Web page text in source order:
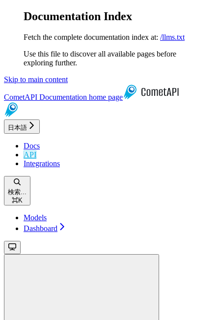
Documentation Index
Fetch the complete documentation index at: /llms.txt
Use this file to discover all available pages before
exploring further.
Skip to main content
CometAPI Documentation home page
日本語
Docs
API
Integrations
検索...
⌘K
Models
Dashboard